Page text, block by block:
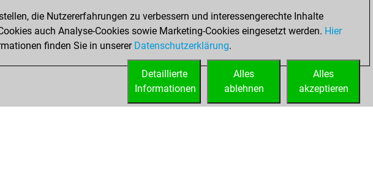
die Nutzererfahrungen zu verbessern und interessengerechte Inhalte
auch Analyse-Cookies sowie Marketing-Cookies eingesetzt werden. Hier
finden Sie in unserer Datenschutzerklärung.
Alles
akzeptieren
Alles
ablehnen
Detaillierte
Informationen